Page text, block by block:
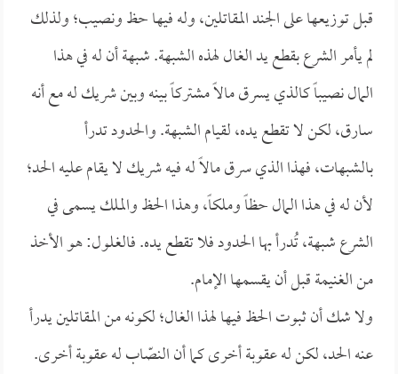
قبل توزيعها على الجند المقاتلين، وله فيها حظ ونصيب؛ ولذلك
لم يأمر الشرع بقطع يد الغال لهذه الشبهة. شبهة أن له في هذا
المال نصيباً كالذي يسرق مالاً مشتركاً بينه وبين شريك له مع أنه
سارق، لكن لا تقطع يده، لقيام الشبهة. والحدود تدرأ
بالشبهات، فهذا الذي سرق مالاً له فيه شريك لا يقام عليه الحد؛
لأن له في هذا المال حظاً وملكاً، وهذا الحظ والملك يسمى في
الشرع شبهة، تُدرأ بها الحدود فلا تقطع يده. فالغلول: هو الأخذ
من الغنيمة قبل أن يقسمها الإمام.
ولا شك أن ثبوت الحظ فيها لهذا الغال؛ لكونه من المقاتلين يدرأ
عنه الحد، لكن له عقوبة أخرى كما أن النصّاب له عقوبة أخرى.